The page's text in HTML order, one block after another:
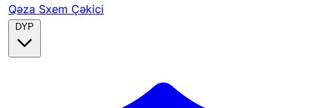
Qəza Sxem Çəkici
DYP